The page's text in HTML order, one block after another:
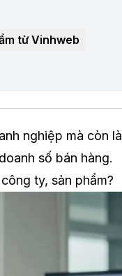
từ Vinhweb
nghiệp mà còn
số bán hàng.
ty, sản phẩm?